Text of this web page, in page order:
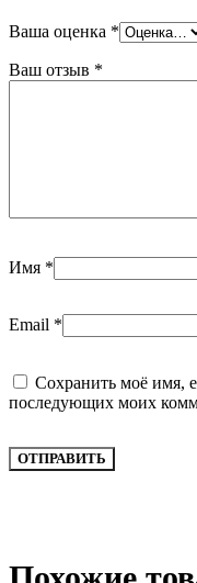
Ваша оценка *
Ваш отзыв *
Имя *
Email *
Сохранить моё имя,
последующих моих